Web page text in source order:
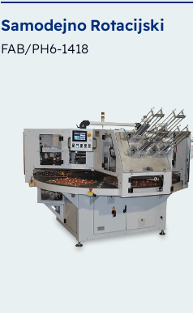
Samodejno Rotacijski
FAB/PH6-1418